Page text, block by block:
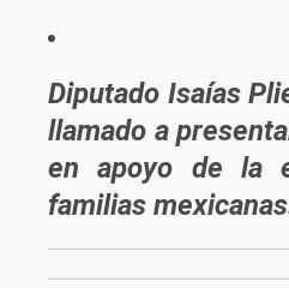
Diputado Isaías
llamado a
en apoyo de la
familias